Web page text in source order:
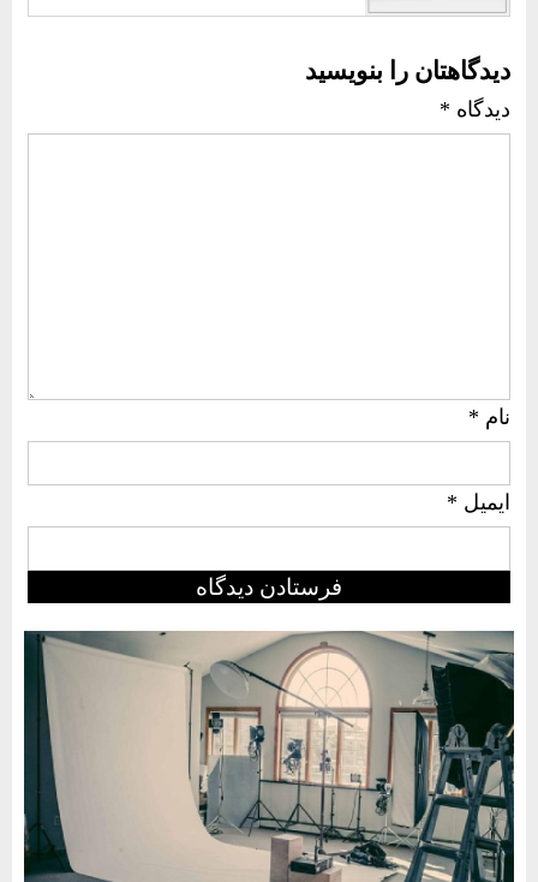
دیدگاهتان را بنویسید
دیدگاه *
نام *
ایمیل *